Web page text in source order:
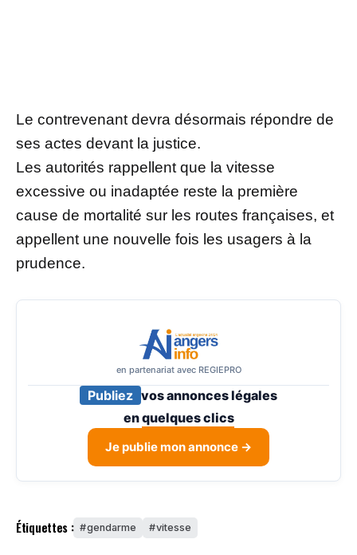
Le contrevenant devra désormais répondre de
ses actes devant la justice.
Les autorités rappellent que la vitesse
excessive ou inadaptée reste la première
cause de mortalité sur les routes françaises, et
appellent une nouvelle fois les usagers à la
prudence.
en partenariat avec REGIEPRO
Publiez vos annonces légales
enquelques clics
Je publie mon annonce →
Étiquettes : gendarme vitesse